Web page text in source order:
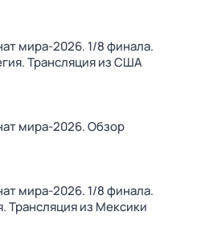
мира-2026. 1/8 финала.
Трансляция из США
мира-2026. Обзор
мира-2026. 1/8 финала.
Трансляция из Мексики